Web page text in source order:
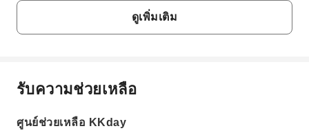
Marine Park Nixe และสถานที่ท่องเที่ยวท้องถิ่นอื่นๆ
เช่น หุบเขานรกจิโกกุดานิได้อย่างไร?
ได้อย่างสะดวกด้วยการนั่งรถบัส Donan Bus จากป้ายรถเมล์
"Marine Park Nixe-mae" ไปยังสถานีขนส่ง "Noboribetsu
พร้อมให้บริการสำหรับการเดินทางที่รวดเร็ว
ดูเพิ่มเติม
คำถามที่พบบ่อย
1. มีตัวเลือกการเดินทางแบบใดที่ดีที่สุดในการไปยัง
รับความช่วยเหลือ
ศูนย์ช่วยเหลือ KKday